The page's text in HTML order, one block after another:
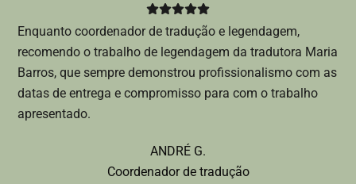
Enquanto coordenador de tradução e legendagem,
recomendo o trabalho de legendagem da tradutora Maria
Barros, que sempre demonstrou profissionalismo com as
datas de entrega e compromisso para com o trabalho
apresentado.
ANDRÉ G.
Coordenador de tradução